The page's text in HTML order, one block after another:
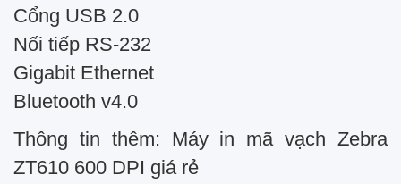
Cổng USB 2.0
Nối tiếp RS-232
Gigabit Ethernet
Bluetooth v4.0
Thông tin thêm: Máy in mã vạch Zebra
ZT610 600 DPI giá rẻ